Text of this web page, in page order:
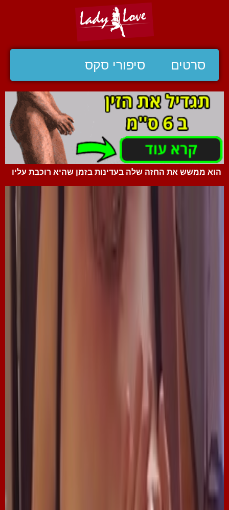
סרטים סיפורי סקס
הוא ממשש את החזה שלה בעדינות בזמן שהיא רוכבת עליו